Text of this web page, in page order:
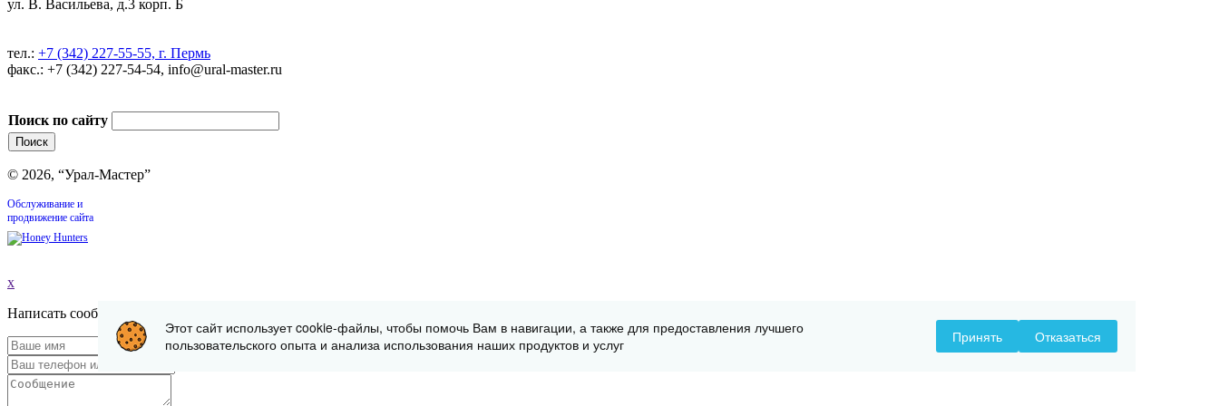
ул. В. Васильева, д.3 корп. Б
тел.: +7 (342) 227-55-55, г. Пермь
факс.: +7 (342) 227-54-54, info@ural-master.ru
Поиск по сайту
© 2026, “Урал-Мастер”
Обслуживание и
продвижение сайта
x
Написать сообщение
Этот сайт использует cookie-файлы, чтобы помочь Вам в навигации, а также для предоставления лучшего
пользовательского опыта и анализа использования наших продуктов и услуг
Принять Отказаться